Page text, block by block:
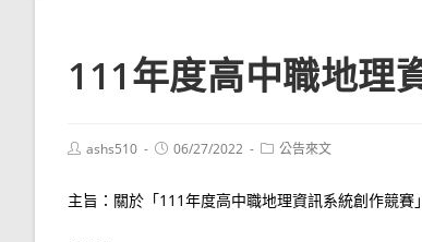
111年度高中職地理
Postashs510
Post06/27/2022
Post公告來文
主旨：關於「111年度高中職地理資訊系統創作競賽